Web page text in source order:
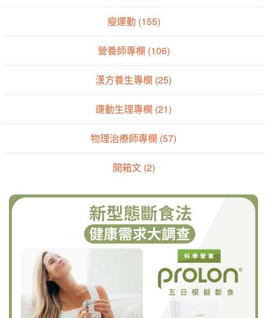
瘦運動 (155)
營養師專欄 (106)
漢方養生專欄 (25)
運動生理專欄 (21)
物理治療師專欄 (57)
開箱文 (2)